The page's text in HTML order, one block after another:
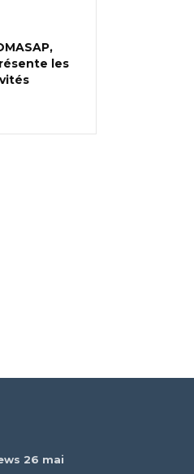
les
26 mai